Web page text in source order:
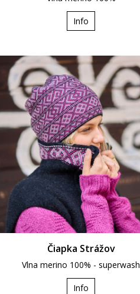
Info
Čiapka Strážov
Vlna merino 100% - superwash
Info